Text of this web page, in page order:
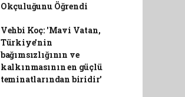
Okçuluğunu Öğrendi
Vehbi Koç: 'Mavi Vatan,
Türkiye'nin
bağımsızlığının ve
kalkınmasının en güçlü
teminatlarından biridir'